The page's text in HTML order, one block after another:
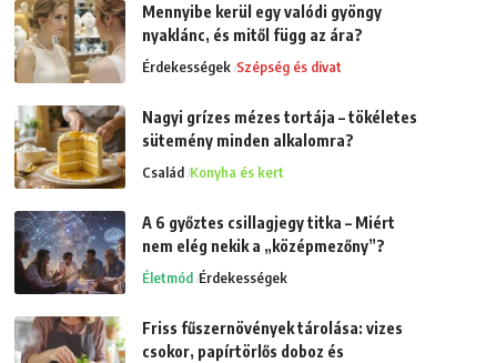
Mennyibe kerül egy valódi gyöngy
nyaklánc, és mitől függ az ára?
Érdekességek Szépség és divat
Nagyi grízes mézes tortája – tökéletes
sütemény minden alkalomra?
Család Konyha és kert
A 6 győztes csillagjegy titka – Miért
nem elég nekik a „középmezőny”?
Életmód Érdekességek
Friss fűszernövények tárolása: vizes
csokor, papírtörlős doboz és